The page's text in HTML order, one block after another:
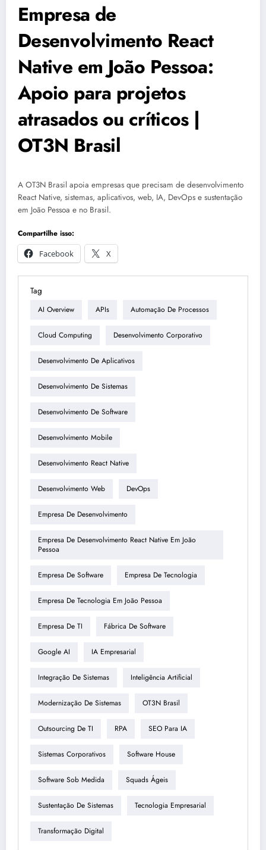
Empresa de
Desenvolvimento React
Native em João Pessoa:
Apoio para projetos
atrasados ou críticos |
OT3N Brasil
A OT3N Brasil apoia empresas que precisam de desenvolvimento
React Native, sistemas, aplicativos, web, IA, DevOps e sustentação
em João Pessoa e no Brasil.
Compartilhe isso:
Facebook
X
Tag
AI Overview APIs Automação De Processos
Cloud Computing Desenvolvimento Corporativo
Desenvolvimento De Aplicativos
Desenvolvimento De Sistemas
Desenvolvimento De Software
Desenvolvimento Mobile
Desenvolvimento React Native
Desenvolvimento Web DevOps
Empresa De Desenvolvimento
Empresa De Desenvolvimento React Native Em João
Pessoa
Empresa De Software Empresa De Tecnologia
Empresa De Tecnologia Em João Pessoa
Empresa De TI Fábrica De Software
Google AI IA Empresarial
Integração De Sistemas Inteligência Artificial
Modernização De Sistemas OT3N Brasil
Outsourcing De TI RPA SEO Para IA
Sistemas Corporativos Software House
Software Sob Medida Squads Ágeis
Sustentação De Sistemas Tecnologia Empresarial
Transformação Digital